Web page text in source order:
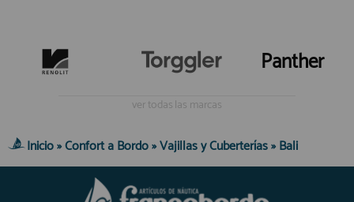
Panther
ver todas las marcas
Inicio»Confort a Bordo»Vajillas y Cuberterías»Bali